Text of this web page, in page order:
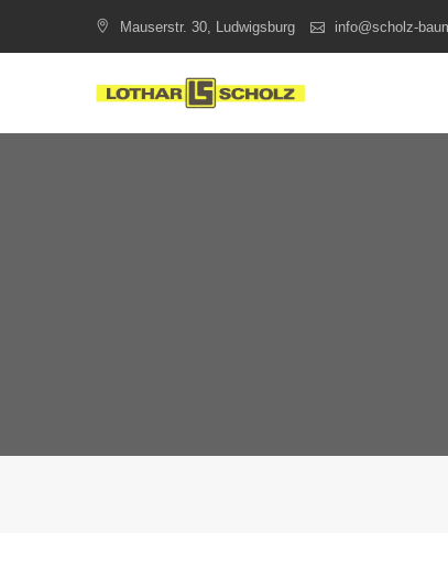
Mauserstr. 30, Ludwigsburg info@scholz-